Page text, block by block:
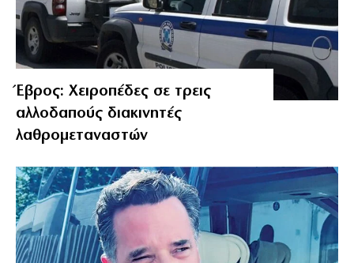
Έβρος: Χειροπέδες σε τρεις
αλλοδαπούς διακινητές
λαθρομεταναστών